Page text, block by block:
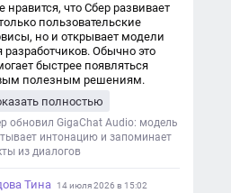
нравится, что Сбер развивает
пользовательские
но и открывает модели
разработчиков. Обычно это
быстрее появляться
полезным решениям.
полностью
обновил GigaChat Audio: модель
интонацию и запоминает
из диалогов
Тина 14 июля 2026 в 15:02